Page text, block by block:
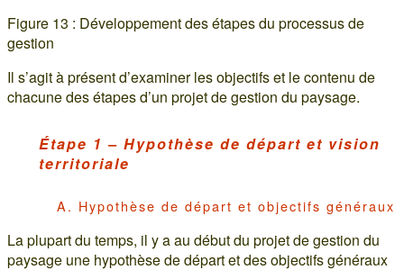
Figure 13 : Développement des étapes du processus de
gestion
Il s’agit à présent d’examiner les objectifs et le contenu de
chacune des étapes d’un projet de gestion du paysage.
Étape 1 – Hypothèse de départ et vision
territoriale
A. Hypothèse de départ et objectifs généraux
La plupart du temps, il y a au début du projet de gestion du
paysage une hypothèse de départ et des objectifs généraux